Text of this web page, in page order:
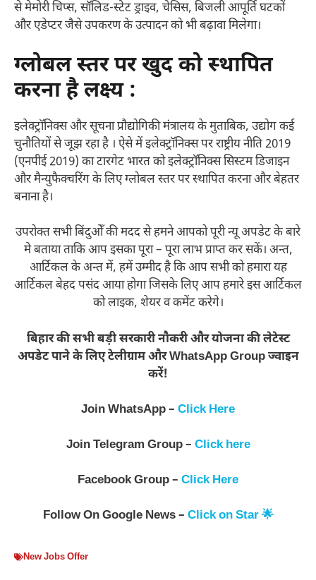
से मेमोरी चिप्स, सॉलिड-स्टेट ड्राइव, चेसिस, बिजली आपूर्ति घटकों
और एडेप्टर जैसे उपकरण के उत्‍पादन को भी बढ़ावा मिलेगा।
ग्‍लोबल स्‍तर पर खुद को स्‍थापित
करना है लक्ष्‍य :
इलेक्ट्रॉनिक्स और सूचना प्रौद्योगिकी मंत्रालय के मुताबिक, उद्योग कई
चुनौतियों से जूझ रहा है । ऐसे में इलेक्ट्रॉनिक्स पर राष्ट्रीय नीति 2019
(एनपीई 2019) का टारगेट भारत को इलेक्ट्रॉनिक्स सिस्टम डिजाइन
और मैन्‍युफैक्‍चरिंग के लिए ग्‍लोबल स्‍तर पर स्‍थापित करना और बेहतर
बनाना है।
उपरोक्त सभी बिंदुओँ की मदद से हमने आपको पूरी न्यू अपडेट के बारे
मे बताया ताकि आप इसका पूरा – पूरा लाभ प्राप्त कर सकें। अन्त,
आर्टिकल के अन्त में, हमें उम्मीद है कि आप सभी को हमारा यह
आर्टिकल बेहद पसंद आया होगा जिसके लिए आप हमारे इस आर्टिकल
को लाइक, शेयर व कमेंट करेगे।
बिहार की सभी बड़ी सरकारी नौकरी और योजना की लेटेस्ट
अपडेट पाने के लिए टेलीग्राम और WhatsApp Group ज्वाइन
करें!
Join WhatsApp – Click Here
Join Telegram Group – Click here
Facebook Group – Click Here
Follow On Google News – Click on Star 🌟
New Jobs Offer